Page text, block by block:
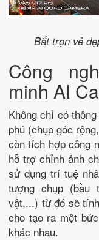
Bắt trọn vẻ
Công
minh AI
Không chỉ có
phú (chụp góc
còn tích hợp công
hỗ trợ chỉnh ảnh
sử dụng trí tuệ
tượng chụp (bầu
vật,...) từ đó sẽ
cho tạo ra một
khác nhau.